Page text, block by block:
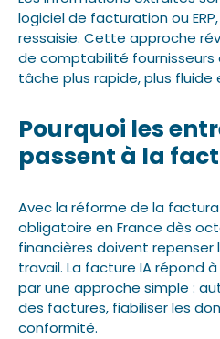
logiciel de facturation ou
ressaisie. Cette approche
de comptabilité fournisseurs
tâche plus rapide, plus fluide
Pourquoi les
passent à la
Avec la réforme de la
obligatoire en France dès
financières doivent
travail. La facture IA répond
par une approche simple :
des factures, fiabiliser les
conformité.